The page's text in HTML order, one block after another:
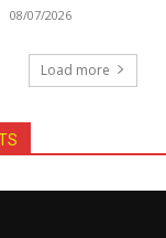
08/07/2026
Load more